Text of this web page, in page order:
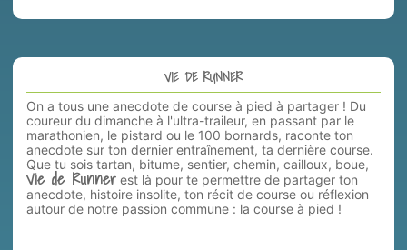
VIE DE RUNNER
On a tous une anecdote de course à pied à partager ! Du
coureur du dimanche à l'ultra-traileur, en passant par le
marathonien, le pistard ou le 100 bornards, raconte ton
anecdote sur ton dernier entraînement, ta dernière course.
Que tu sois tartan, bitume, sentier, chemin, cailloux, boue,
Vie de Runner est là pour te permettre de partager ton
anecdote, histoire insolite, ton récit de course ou réflexion
autour de notre passion commune : la course à pied !